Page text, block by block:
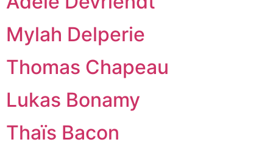
Mylah Delperie
Thomas Chapeau
Lukas Bonamy
Thaïs Bacon